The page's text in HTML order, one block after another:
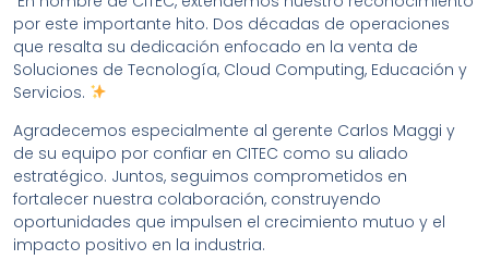
por este importante hito. Dos décadas de operaciones
que resalta su dedicación enfocado en la venta de
Soluciones de Tecnología, Cloud Computing, Educación y
Servicios.
Agradecemos especialmente al gerente Carlos Maggi y
de su equipo por confiar en CITEC como su aliado
estratégico. Juntos, seguimos comprometidos en
fortalecer nuestra colaboración, construyendo
oportunidades que impulsen el crecimiento mutuo y el
impacto positivo en la industria.